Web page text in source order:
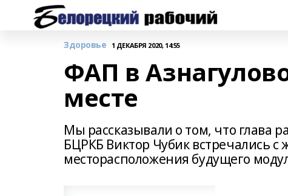
Здоровье 1 ДЕКАБРЯ 2020, 14:55
ФАП в
месте
Мы рассказывали о том, что глава
БЦРКБ Виктор Чубик встречались с
месторасположения будущего